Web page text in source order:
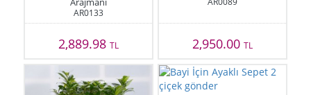
AR0133
2,889.98TL 2,950.00 TL